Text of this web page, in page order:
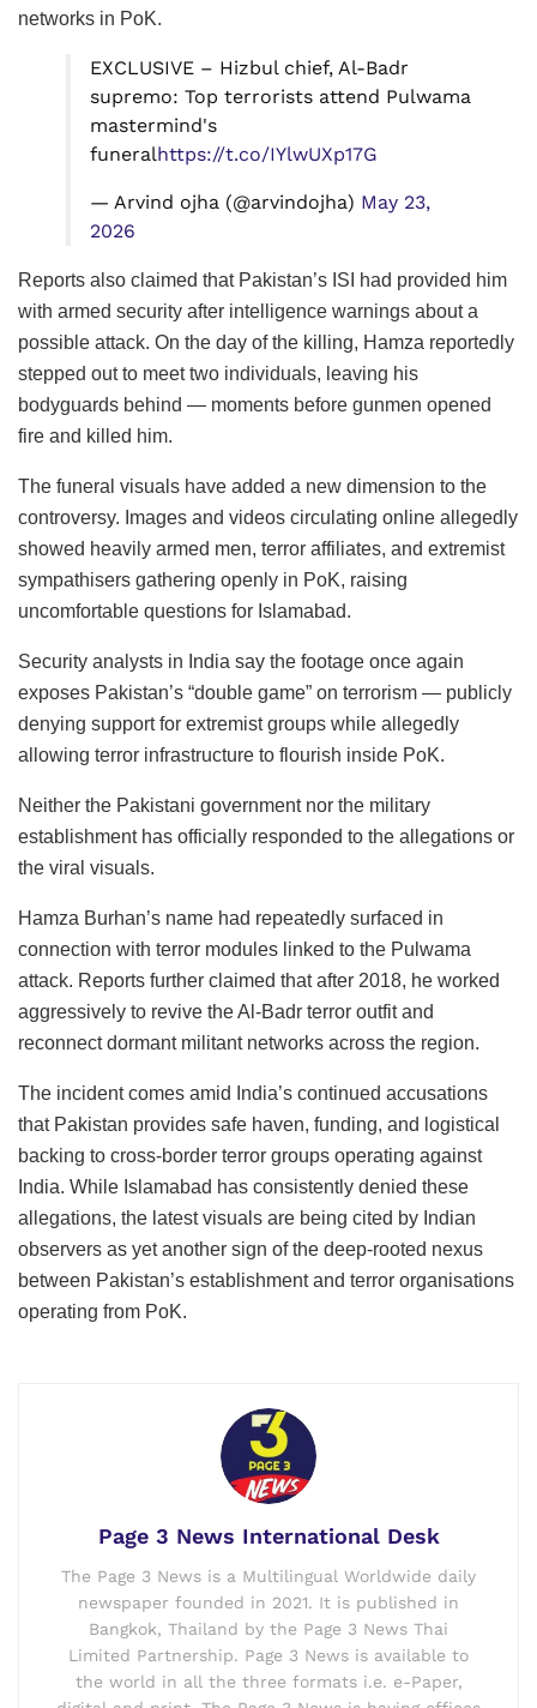
networks in PoK.
EXCLUSIVE – Hizbul chief, Al-Badr
supremo: Top terrorists attend Pulwama
mastermind's
funeralhttps://t.co/IYlwUXp17G
— Arvind ojha (@arvindojha) May 23,
2026
Reports also claimed that Pakistan’s ISI had provided him
with armed security after intelligence warnings about a
possible attack. On the day of the killing, Hamza reportedly
stepped out to meet two individuals, leaving his
bodyguards behind — moments before gunmen opened
fire and killed him.
The funeral visuals have added a new dimension to the
controversy. Images and videos circulating online allegedly
showed heavily armed men, terror affiliates, and extremist
sympathisers gathering openly in PoK, raising
uncomfortable questions for Islamabad.
Security analysts in India say the footage once again
exposes Pakistan’s “double game” on terrorism — publicly
denying support for extremist groups while allegedly
allowing terror infrastructure to flourish inside PoK.
Neither the Pakistani government nor the military
establishment has officially responded to the allegations or
the viral visuals.
Hamza Burhan’s name had repeatedly surfaced in
connection with terror modules linked to the Pulwama
attack. Reports further claimed that after 2018, he worked
aggressively to revive the Al-Badr terror outfit and
reconnect dormant militant networks across the region.
The incident comes amid India’s continued accusations
that Pakistan provides safe haven, funding, and logistical
backing to cross-border terror groups operating against
India. While Islamabad has consistently denied these
allegations, the latest visuals are being cited by Indian
observers as yet another sign of the deep-rooted nexus
between Pakistan’s establishment and terror organisations
operating from PoK.
Page 3 News International Desk
The Page 3 News is a Multilingual Worldwide daily
newspaper founded in 2021. It is published in
Bangkok, Thailand by the Page 3 News Thai
Limited Partnership. Page 3 News is available to
the world in all the three formats i.e. e-Paper,